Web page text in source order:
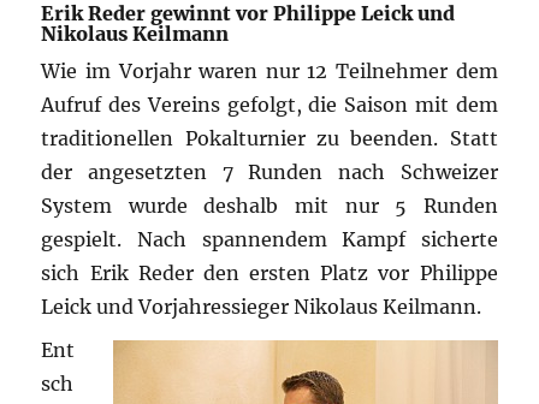
Erik Reder gewinnt vor Philippe Leick und
Nikolaus Keilmann
Wie im Vorjahr waren nur 12 Teilnehmer dem
Aufruf des Vereins gefolgt, die Saison mit dem
traditionellen Pokalturnier zu beenden. Statt
der angesetzten 7 Runden nach Schweizer
System wurde deshalb mit nur 5 Runden
gespielt. Nach spannendem Kampf sicherte
sich Erik Reder den ersten Platz vor Philippe
Leick und Vorjahressieger Nikolaus Keilmann.
Ent
sch